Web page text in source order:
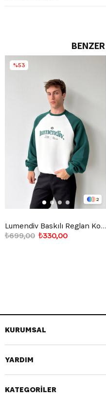
2
Lumendiv Baskılı Reglan Kol Sweatshirt
₺330,00
₺699,00
%53
KURUMSAL
YARDIM
KATEGORİLER